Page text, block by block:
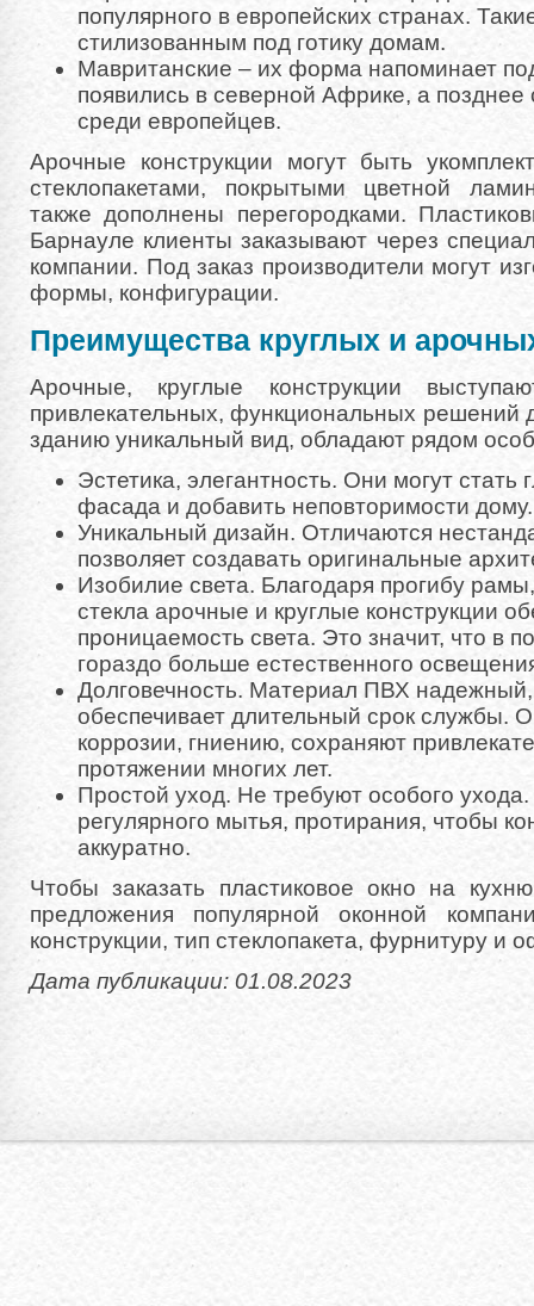
популярного в европейских странах.
стилизованным под готику домам.
Мавританские – их форма напоминает
появились в северной Африке, а
среди европейцев.
Арочные конструкции могут быть
стеклопакетами, покрытыми цветной
также дополнены перегородками.
Барнауле клиенты заказывают через
компании. Под заказ производители могут
формы, конфигурации.
Преимущества круглых и
Арочные, круглые конструкции
привлекательных, функциональных
зданию уникальный вид, обладают рядом
Эстетика, элегантность. Они могут стать
фасада и добавить неповторимости дому.
Уникальный дизайн. Отличаются
позволяет создавать оригинальные
Изобилие света. Благодаря прогибу
стекла арочные и круглые конструкции
проницаемость света. Это значит, что в
гораздо больше естественного
Долговечность. Материал ПВХ
обеспечивает длительный срок службы.
коррозии, гниению, сохраняют
протяжении многих лет.
Простой уход. Не требуют особого
регулярного мытья, протирания, чтобы
аккуратно.
Чтобы заказать пластиковое окно на
предложения популярной оконной
конструкции, тип стеклопакета, фурнитуру и
Дата публикации: 01.08.2023